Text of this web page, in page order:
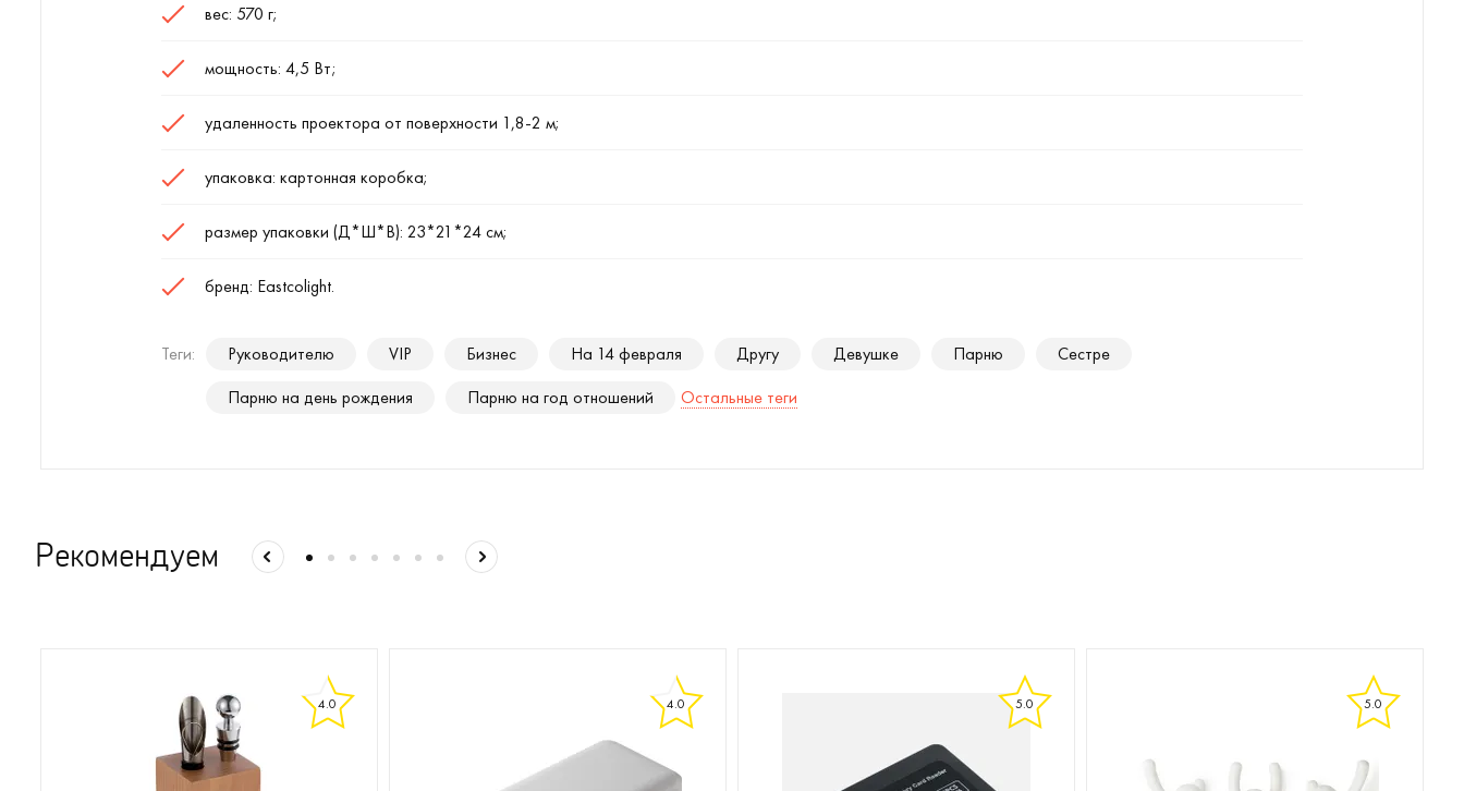
вес: 570 г;
мощность: 4,5 Вт;
удаленность проектора от поверхности 1,8-2 м;
упаковка: картонная коробка;
размер упаковки (Д*Ш*В): 23*21*24 см;
бренд: Eastcolight.
Теги: Руководителю VIP Бизнес На 14 февраля Другу Девушке Парню
Сестре
Парню на день рождения
Парню на год отношений Остальные теги
Рекомендуем
4.0 4.0 5.0 5.0